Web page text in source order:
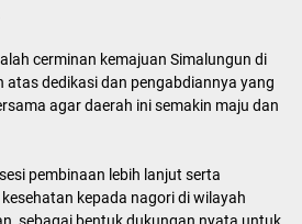
cerminan kemajuan Simalungun di
atas dedikasi dan pengabdiannya yang
agar daerah ini semakin maju dan
pembinaan lebih lanjut serta
kepada nagori di wilayah